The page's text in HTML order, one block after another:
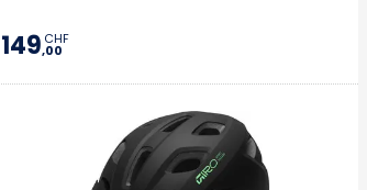
149,00
CHF